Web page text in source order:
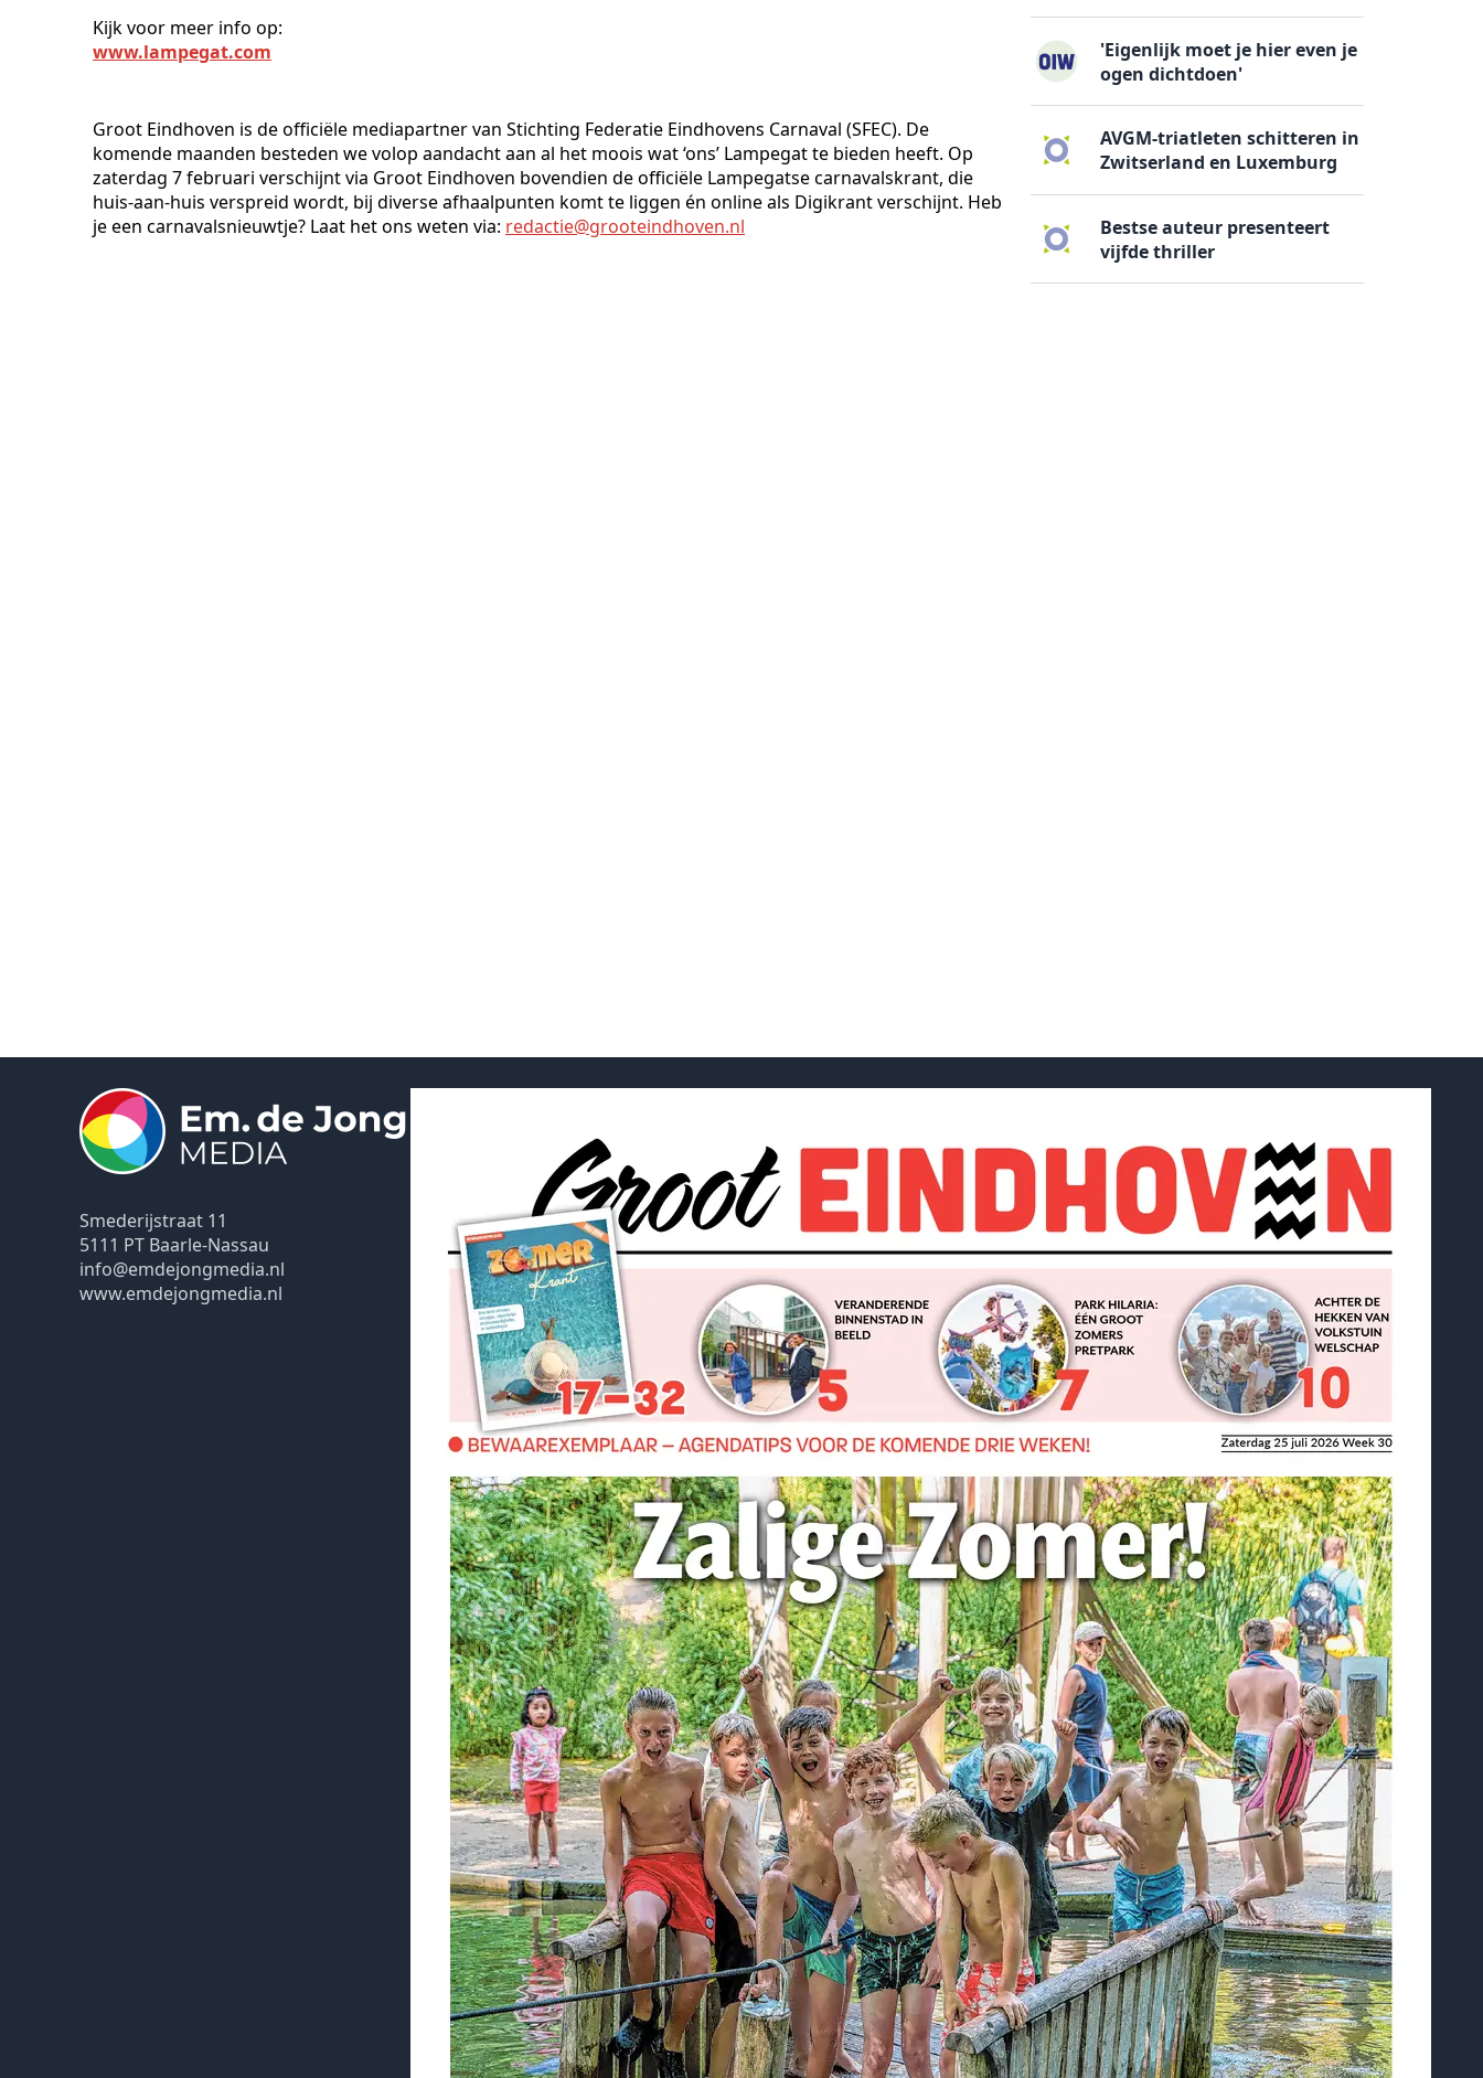
Kijk voor meer info op:
www.lampegat.com
Groot Eindhoven is de officiële mediapartner van Stichting Federatie Eindhovens Carnaval (SFEC). De
komende maanden besteden we volop aandacht aan al het moois wat ‘ons’ Lampegat te bieden heeft. Op
zaterdag 7 februari verschijnt via Groot Eindhoven bovendien de officiële Lampegatse carnavalskrant, die
huis-aan-huis verspreid wordt, bij diverse afhaalpunten komt te liggen én online als Digikrant verschijnt. Heb
je een carnavalsnieuwtje? Laat het ons weten via: redactie@grooteindhoven.nl
'Eigenlijk moet je hier even je
ogen dichtdoen'
AVGM-triatleten schitteren in
Zwitserland en Luxemburg
Bestse auteur presenteert
vijfde thriller
Smederijstraat 11
5111 PT Baarle-Nassau
info@emdejongmedia.nl
www.emdejongmedia.nl